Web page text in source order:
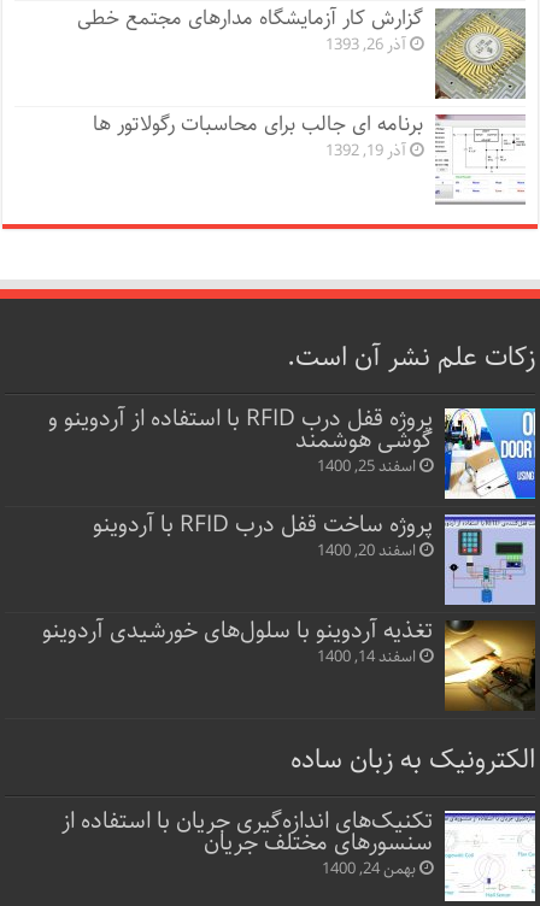
گزارش کار آزمایشگاه مدارهای مجتمع خطی
آذر 26, 1393
برنامه ای جالب برای محاسبات رگولاتور ها
آذر 19, 1392
زکات علم نشر آن است.
پروژه قفل‌ درب RFID با استفاده از آردوینو و
گوشی هوشمند
اسفند 25, 1400
پروژه ساخت قفل‌ درب RFID با آردوینو
اسفند 20, 1400
تغذیه آردوینو با سلول‌های خورشیدی آردوینو
اسفند 14, 1400
الکترونیک به زبان ساده
تکنیک‌های اندازه‌گیری جریان با استفاده از
سنسورهای مختلف جریان
بهمن 24, 1400